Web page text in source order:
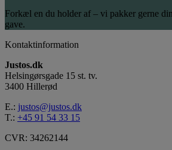
Forkæl en du holder af – vi pakker gerne
gave.
Kontaktinformation
Justos.dk
Helsingørsgade 15 st. tv.
3400 Hillerød
E.: justos@justos.dk
T.: +45 91 54 33 15
CVR: 34262144